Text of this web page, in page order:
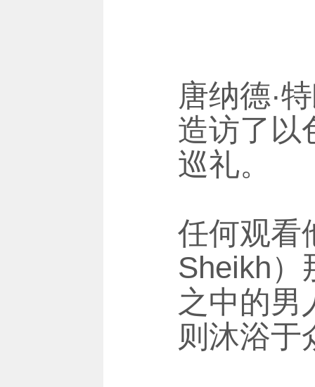
唐纳德·
造访了以
巡礼。
任何观看
Sheikh）
之中的
则沐浴于